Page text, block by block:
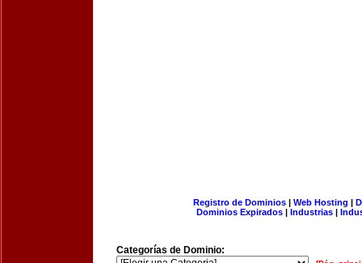
Registro de Dominios| Web Hosting |
Dominios Expirados | Industrias |
Categorías de Dominio: